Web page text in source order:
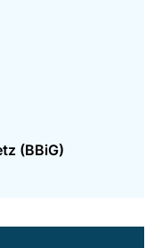
(BBiG)